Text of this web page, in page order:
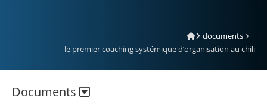
documents
le premier coaching systémique d’organisation au chili
Documents